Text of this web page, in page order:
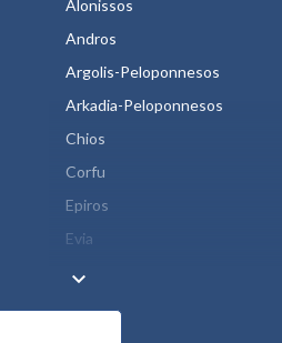
Alonissos
Andros
Argolis-Peloponnesos
Arkadia-Peloponnesos
Chios
Corfu
Epiros
Evia
keyboard_arrow_down